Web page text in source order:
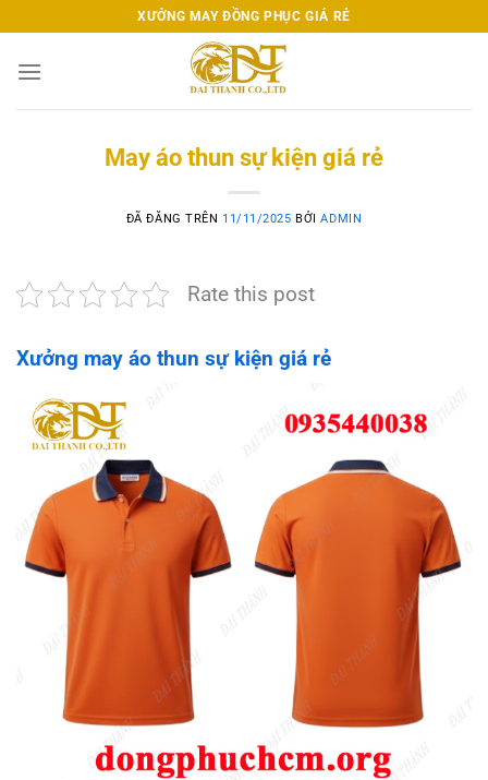
đến
nội
XƯỞNG MAY ĐỒNG PHỤC GIÁ RẺ
May áo thun sự kiện giá rẻ
ĐÃ ĐĂNG TRÊN 11/11/2025 BỞIADMIN
Rate this post
Xưởng may áo thun sự kiện giá rẻ